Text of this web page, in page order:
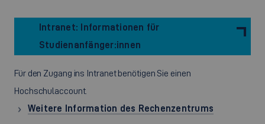
Intranet: Informationen für
Studienanfänger:innen
Für den Zugang ins Intranet benötigen Sie einen
Hochschulaccount.
Weitere Information des Rechenzentrums